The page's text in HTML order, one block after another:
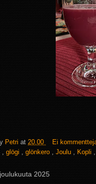
Petri at 20.00
Ei
, glögi , glönkero , Joulu , Kopli ,
2025